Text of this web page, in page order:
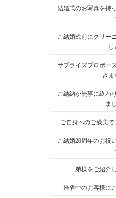
結婚式のお写真を持
ご結婚式前にクリー
サプライズプロポー
き
ご結納が無事に終わ
ま
ご自身へのご褒美
ご結婚20周年のお祝
弟様をご紹介
帰省中のお客様に